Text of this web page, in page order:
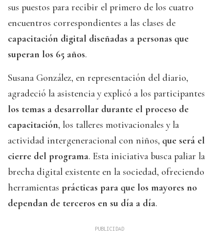
sus puestos para recibir el primero de los cuatro
encuentros correspondientes a las clases de
capacitación digital diseñadas a personas que
superan los 65 años.
Susana González, en representación del diario,
agradeció la asistencia y explicó a los participantes
los temas a desarrollar durante el proceso de
capacitación, los talleres motivacionales y la
actividad intergeneracional con niños, que será el
cierre del programa. Esta iniciativa busca paliar la
brecha digital existente en la sociedad, ofreciendo
herramientas prácticas para que los mayores no
dependan de terceros en su día a día.